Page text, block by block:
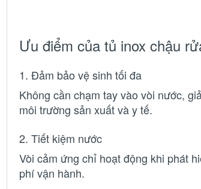
Ưu điểm của tủ inox chậu
1. Đảm bảo vệ sinh tối đa
Không cần chạm tay vào vòi nước,
môi trường sản xuất và y tế.
2. Tiết kiệm nước
Vòi cảm ứng chỉ hoạt động khi phát
phí vận hành.